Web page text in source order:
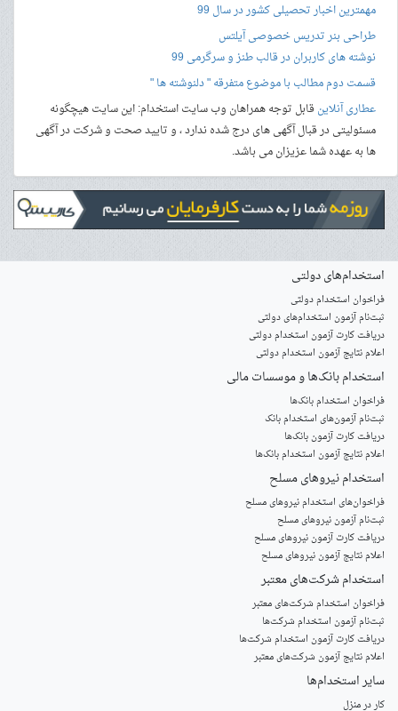
مهمترین اخبار تحصیلی کشور در سال 99
طراحی بنرتدریس خصوصی آیلتس
نوشته های کاربران در قالب طنز و سرگرمی 99
قسمت دوم مطالب با موضوع متفرقه " دلنوشته ها "
عطاری آنلاینقابل توجه همراهان وب سایت استخدام: این سایت هیچگونه
مسئولیتی در قبال آگهی های درج شده ندارد ، و تایید صحت و شرکت در آگهی
ها به عهده شما عزیزان می باشد.
استخدام‌های دولتی
فراخوان استخدام دولتی
ثبت‌نام آزمون‌ استخدام‌های دولتی
دریافت کارت آزمون استخدام دولتی
اعلام نتایج آزمون استخدام دولتی
استخدام‌ بانک‌ها و موسسات مالی
فراخوان استخدام بانک‌ها
‌ثبت‌نام آزمون‌های استخدام بانک
دریافت کارت آزمون بانک‌ها
اعلام نتایج آزمون استخدام بانک‌ها
استخدام‌ نیروهای مسلح
‌فراخوان‌های استخدام‌ نیروهای مسلح
ثبت‌نام آزمون نیروهای مسلح
دریافت کارت آزمون نیروهای مسلح
اعلام نتایج آزمون نیروهای مسلح
استخدام‌ شرکت‌های معتبر
فراخوان استخدام شرکت‌های معتبر
ثبت‌نام آزمون استخدام شرکت‌ها
دریافت کارت آزمون استخدام شرکت‌ها
اعلام نتایج آزمون شرکت‌های معتبر
سایر استخدام‌ها
کار در منزل